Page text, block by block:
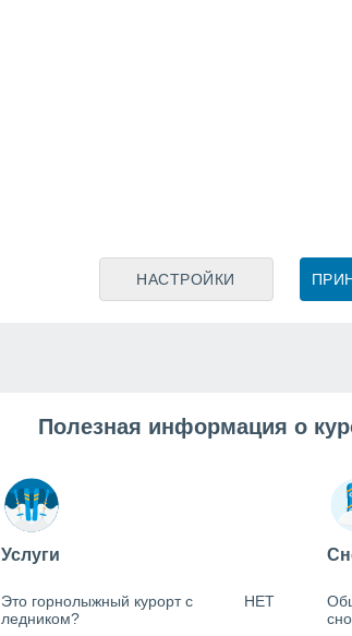
НАСТРОЙКИ
Полезная информация о
Услуги
Это горнолыжный курорт с
ледником?
НЕТ